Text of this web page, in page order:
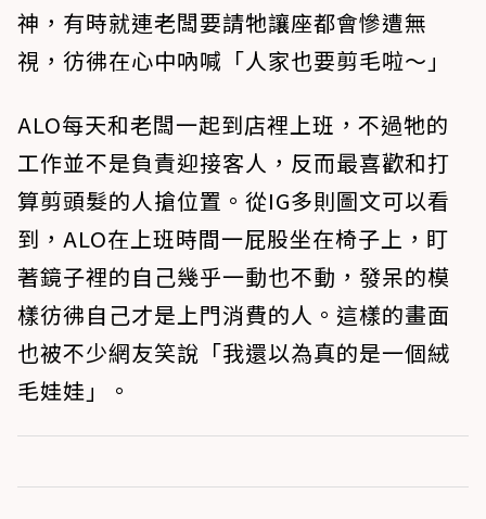
神，有時就連老闆要請牠讓座都會慘遭無
視，彷彿在心中吶喊「人家也要剪毛啦～」
ALO每天和老闆一起到店裡上班，不過牠的
工作並不是負責迎接客人，反而最喜歡和打
算剪頭髮的人搶位置。從IG多則圖文可以看
到，ALO在上班時間一屁股坐在椅子上，盯
著鏡子裡的自己幾乎一動也不動，發呆的模
樣彷彿自己才是上門消費的人。這樣的畫面
也被不少網友笑說「我還以為真的是一個絨
毛娃娃」。